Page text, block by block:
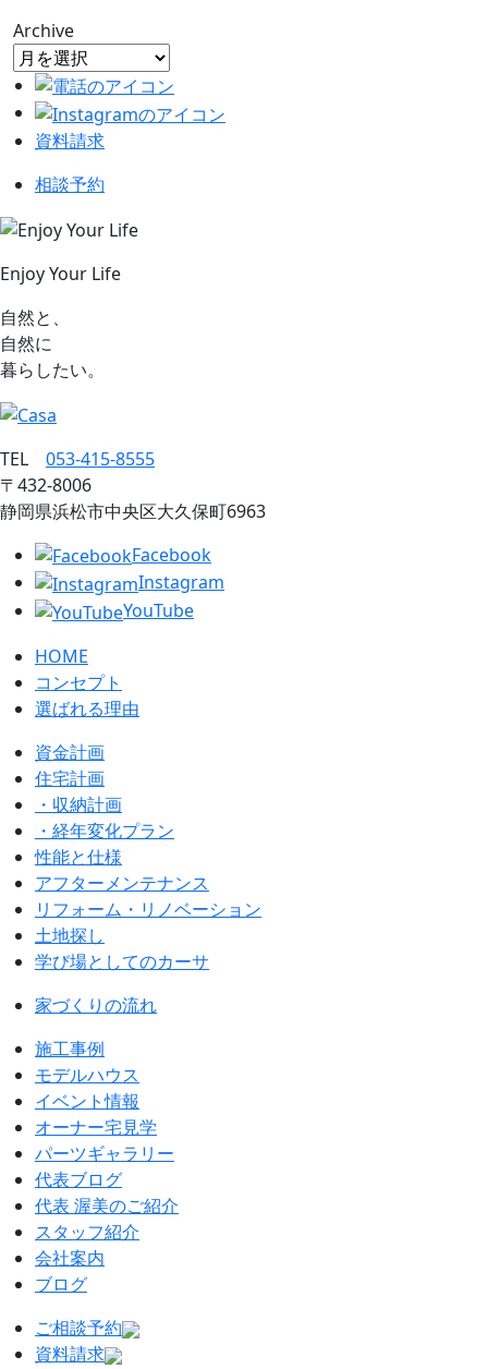
Archive
資料請求
相談予約
Enjoy Your Life
自然と、
自然に
暮らしたい。
TEL 053‐415‐8555
〒432‐8006
静岡県浜松市中央区大久保町6963
Facebook
Instagram
YouTube
HOME
コンセプト
選ばれる理由
資金計画
住宅計画
・収納計画
・経年変化プラン
性能と仕様
アフターメンテナンス
リフォーム・リノベーション
土地探し
学び場としてのカーサ
家づくりの流れ
施工事例
モデルハウス
イベント情報
オーナー宅見学
パーツギャラリー
代表ブログ
代表 渥美のご紹介
スタッフ紹介
会社案内
ブログ
ご相談予約
資料請求